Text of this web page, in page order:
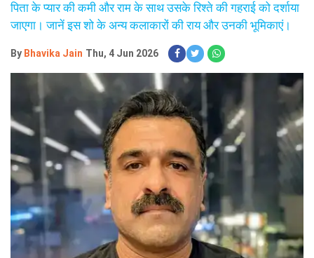
पिता के प्यार की कमी और राम के साथ उसके रिश्ते की गहराई को दर्शाया
जाएगा। जानें इस शो के अन्य कलाकारों की राय और उनकी भूमिकाएं।
By Bhavika Jain Thu, 4 Jun 2026